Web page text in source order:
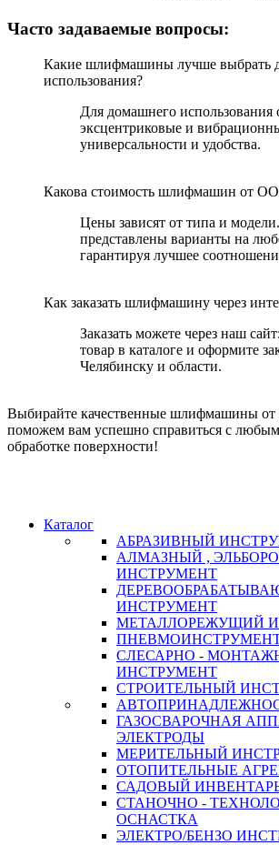
Часто задаваемые вопросы:
Какие шлифмашины лучше выбрать
использования?
Для домашнего использования
эксцентриковые и
универсальности и удобства.
Какова стоимость шлифмашин от
Цены зависят от типа и
представлены варианты на
гарантируя лучшее
Как заказать шлифмашину через
Заказать можете через наш
товар в каталоге и оформите
Челябинску и области.
Выбирайте качественные шлифмашины
поможем вам успешно справиться с
обработке поверхности!
Каталог
АБРАЗИВНЫЙ
АЛМАЗНЫЙ ,
ИНСТРУМЕНТ
ИНСТРУМЕНТ
МЕТАЛЛОРЕЖУЩИЙ
СЛЕСАРНО -
ИНСТРУМЕНТ
СТРОИТЕЛЬНЫЙ
ГАЗОСВАРОЧНАЯ
ЭЛЕКТРОДЫ
МЕРИТЕЛЬНЫЙ
ОТОПИТЕЛЬНЫЕ
САДОВЫЙ
СТАНОЧНО -
ОСНАСТКА
ЭЛЕКТРО/БЕНЗО